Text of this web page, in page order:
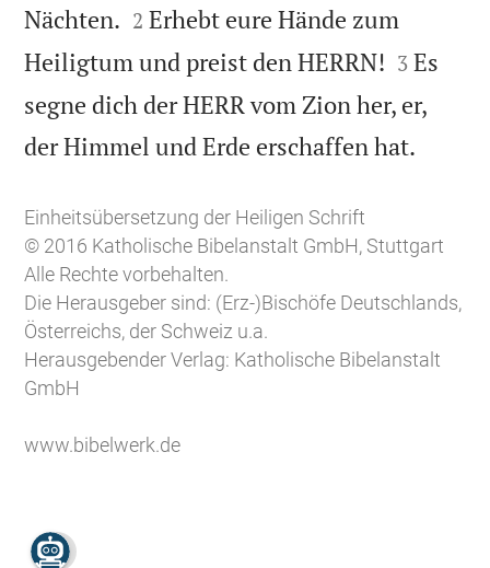
Nächten. 

2 Erhebt eure Hände zum
Heiligtum und preist den HERRN! 

3 Es
segne dich der HERR vom Zion her, er,
der Himmel und Erde erschaffen hat.
Einheitsübersetzung der Heiligen Schrift
© 2016 Katholische Bibelanstalt GmbH, Stuttgart
Alle Rechte vorbehalten.
Die Herausgeber sind: (Erz-)Bischöfe Deutschlands,
Österreichs, der Schweiz u.a.
Herausgebender Verlag: Katholische Bibelanstalt
GmbH
www.bibelwerk.de